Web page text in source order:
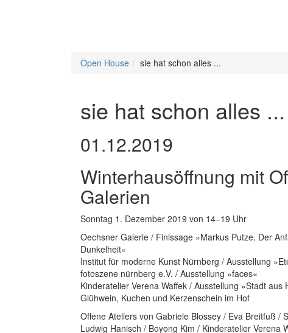
Open House sie hat schon alles ...
sie hat schon alles ...
01.12.2019
Winterhausöffnung mit
Galerien
Sonntag 1. Dezember 2019 von 14–19 Uhr
Oechsner Galerie / Finissage »Markus Putze. Der
Dunkelheit«
Institut für moderne Kunst Nürnberg / Ausstellung
fotoszene nürnberg e.V. / Ausstellung »faces«
Kinderatelier Verena Waffek / Ausstellung »Stadt aus
Glühwein, Kuchen und Kerzenschein im Hof
Offene Ateliers von Gabriele Blossey / Eva Breitfuß /
Ludwig Hanisch / Boyong Kim / Kinderatelier Verena